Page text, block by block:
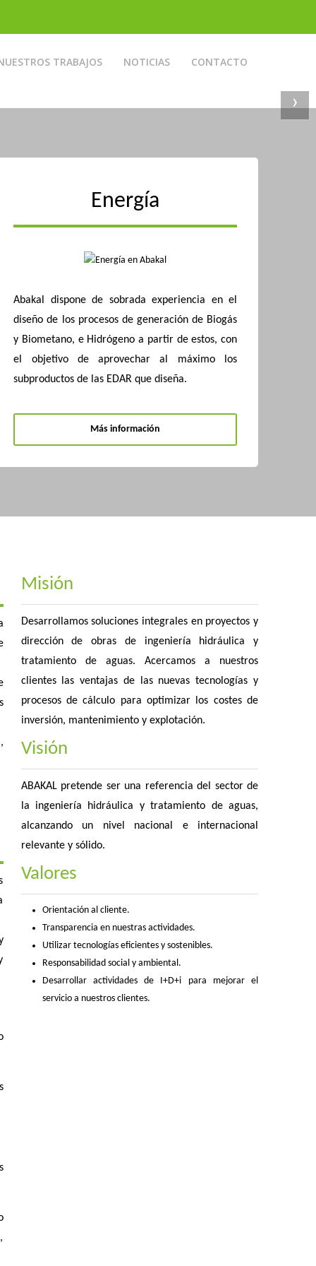
TRABAJOS NOTICIAS CONTACTO
›
Energía
Abakal dispone de sobrada experiencia en el
diseño de los procesos de generación de Biogás
y Biometano, e Hidrógeno a partir de estos, con
el objetivo de aprovechar al máximo los
subproductos de las EDAR que diseña.
Más información
Misión
Desarrollamos soluciones integrales en proyectos y
dirección de obras de ingeniería hidráulica y
tratamiento de aguas. Acercamos a nuestros
clientes las ventajas de las nuevas tecnologías y
procesos de cálculo para optimizar los costes de
inversión, mantenimiento y explotación.
Visión
ABAKAL pretende ser una referencia del sector de
la ingeniería hidráulica y tratamiento de aguas,
alcanzando un nivel nacional e internacional
relevante y sólido.
Valores
Orientación al cliente.
Transparencia en nuestras actividades.
Utilizar tecnologías eficientes y sostenibles.
Responsabilidad social y ambiental.
Desarrollar actividades de I+D+i para mejorar el
servicio a nuestros clientes.